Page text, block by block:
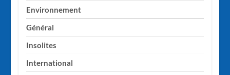
Environnement
Général
Insolites
International